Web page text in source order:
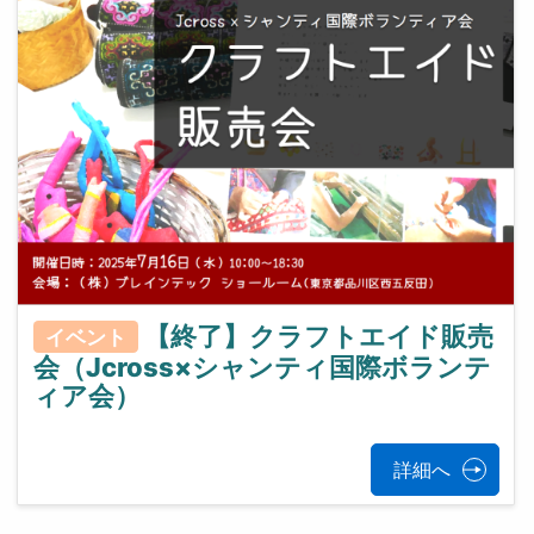
イベント
【終了】クラフトエイド販売
会（Jcross×シャンティ国際ボランテ
ィア会）
詳細へ